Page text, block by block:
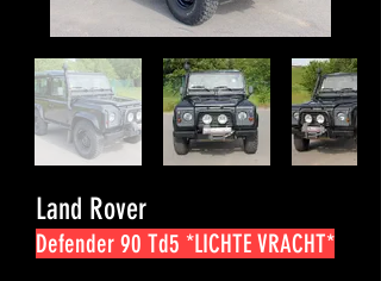
Defender 90 Td5 *LICHTE VRACHT*
Land Rover